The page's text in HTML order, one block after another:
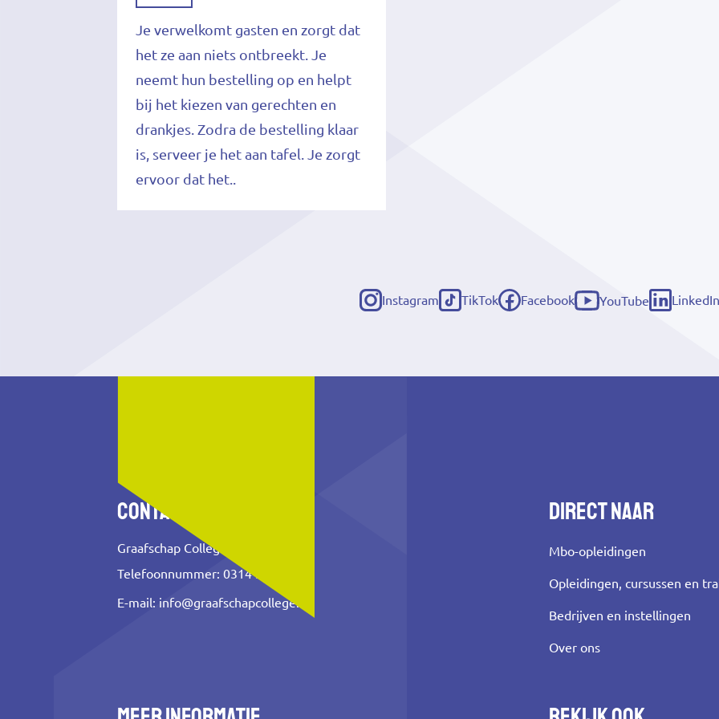
Je verwelkomt gasten en zorgt dat
het ze aan niets ontbreekt. Je
neemt hun bestelling op en helpt
bij het kiezen van gerechten en
drankjes. Zodra de bestelling klaar
is, serveer je het aan tafel. Je zorgt
ervoor dat het..
Instagram
(externe
TikTok
(externe
Facebook
(externe
YouTube
(externe
LinkedIn
(externe
Contact
Graafschap College
Telefoonnummer: 0314 353 500
E-mail: info@graafschapcollege.nl
Direct naar
Mbo-opleidingen
Opleidingen, cursussen en
Bedrijven en instellingen
Over ons